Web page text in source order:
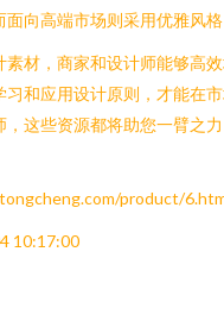
向高端市场则采用优雅风
材，商家和设计师能够高
和应用设计原则，才能在
这些资源都将助您一臂之
product/
10:17:00